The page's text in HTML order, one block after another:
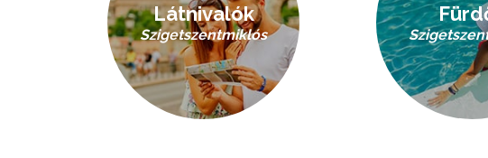
Látnivalók
Szigetszentmiklós